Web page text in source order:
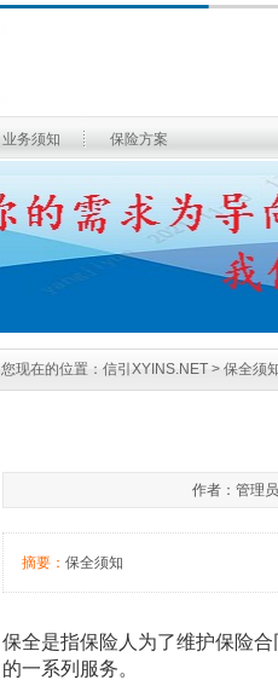
业务须知 保险方案
您现在的位置： 信引XYINS.NET > 保全须
作者：管理
摘要： 保全须知
保全是指保险人为了维护保险
的一系列服务。